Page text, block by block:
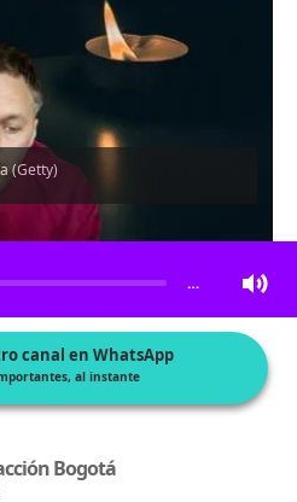
(Getty)
el artículo
…
canal en WhatsApp
al instante
Bogotá